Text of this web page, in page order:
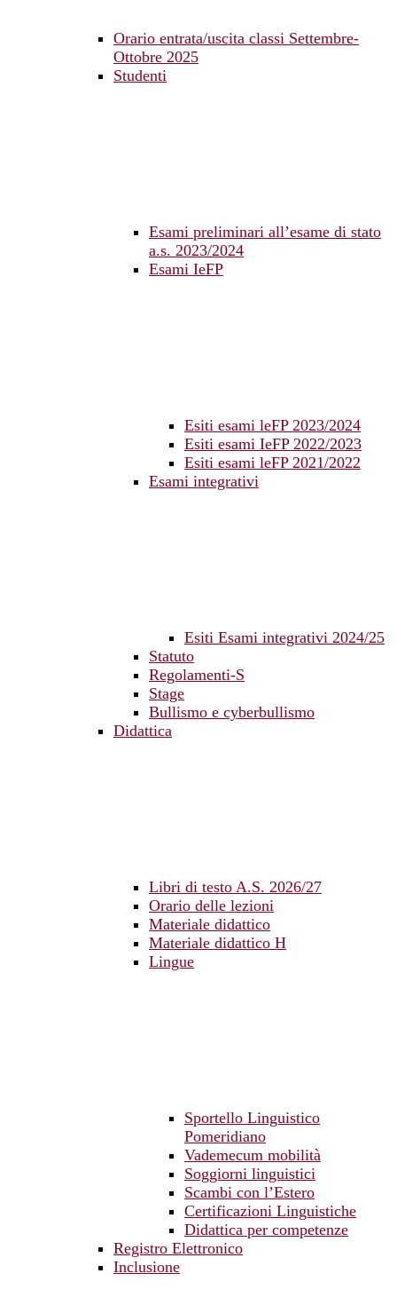
Orario entrata/uscita classi Settembre-
Ottobre 2025
Studenti
Esami preliminari all’esame di stato
a.s. 2023/2024
Esami IeFP
Esiti esami leFP 2023/2024
Esiti esami IeFP 2022/2023
Esiti esami leFP 2021/2022
Esami integrativi
Esiti Esami integrativi 2024/25
Statuto
Regolamenti-S
Stage
Bullismo e cyberbullismo
Didattica
Libri di testo A.S. 2026/27
Orario delle lezioni
Materiale didattico
Materiale didattico H
Lingue
Sportello Linguistico
Pomeridiano
Vademecum mobilità
Soggiorni linguistici
Scambi con l’Estero
Certificazioni Linguistiche
Didattica per competenze
Registro Elettronico
Inclusione